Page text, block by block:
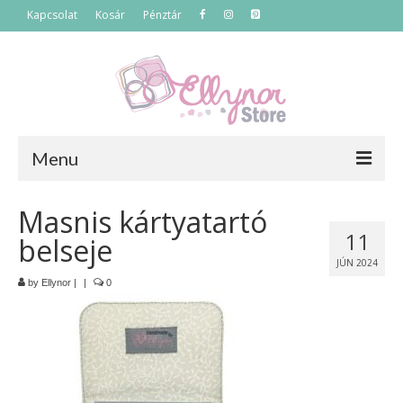
Kapcsolat Kosár Pénztár
Menu
Főoldal
Termékek
Szettek
Akciós termékek
Táskák
Neszeszerek
11
JÚN 2024
Masnis kártyatartó
belseje
by Ellynor | | 0